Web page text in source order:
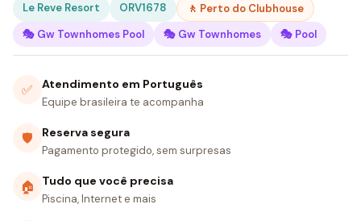
Le Reve Resort ORV1678
🚶 Perto do Clubhouse
🎭 Gw Townhomes Pool
🎭 Gw Townhomes 🎭 Pool
✅ Atendimento em Português
Equipe brasileira te acompanha
🛡 Reserva segura
Pagamento protegido, sem surpresas
🏠 Tudo que você precisa
Piscina, Internet e mais